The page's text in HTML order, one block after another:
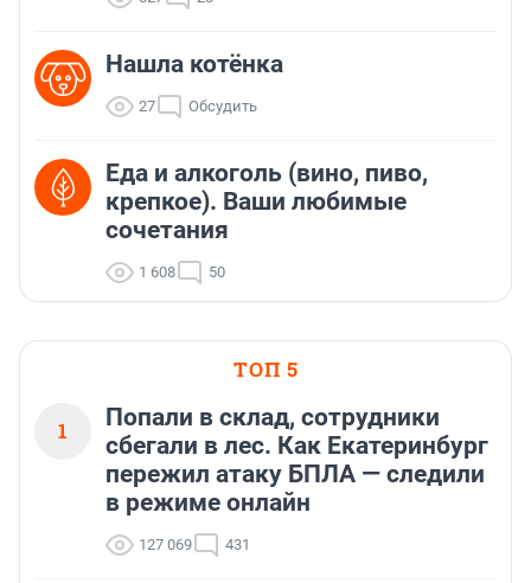
Нашла котёнка
27 Обсудить
Еда и алкоголь (вино, пиво,
крепкое). Ваши любимые
сочетания
1 608 50
ТОП 5
1
Попали в склад, сотрудники
сбегали в лес. Как Екатеринбург
пережил атаку БПЛА — следили
в режиме онлайн
127 069 431